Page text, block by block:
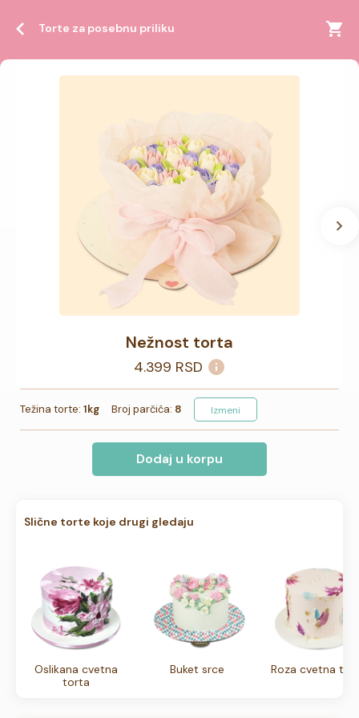
Torte za posebnu priliku
Nežnost torta
4.399 RSD
Težina torte: 1kg Broj parčića: 8 Izmeni
Dodaj u korpu
Slične torte koje drugi gledaju
Oslikana cvetna
torta
Buket srce Roza cvetna